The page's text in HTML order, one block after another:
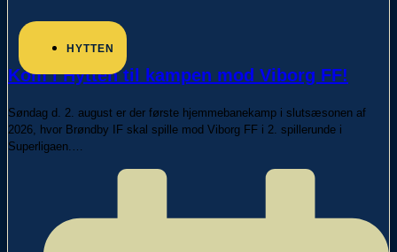
HYTTEN
Kom i Hytten til kampen mod Viborg FF!
Søndag d. 2. august er der første hjemmebanekamp i slutsæsonen af
2026, hvor Brøndby IF skal spille mod Viborg FF i 2. spillerunde i
Superligaen.…